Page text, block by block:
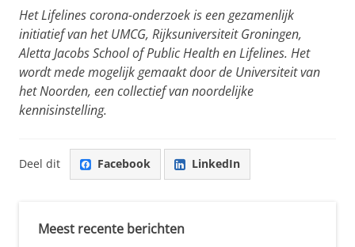
Het Lifelines corona-onderzoek is een gezamenlijk
initiatief van het UMCG, Rijksuniversiteit Groningen,
Aletta Jacobs School of Public Health en Lifelines. Het
wordt mede mogelijk gemaakt door de Universiteit van
het Noorden, een collectief van noordelijke
kennisinstelling.
Deel dit Facebook LinkedIn
Meest recente berichten